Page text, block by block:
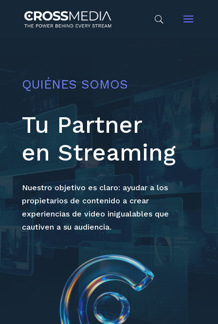
QUIÉNES SOMOS
Tu Partner
en Streaming
Nuestro objetivo es claro: ayudar a los
propietarios de contenido a crear
experiencias de video inigualables que
cautiven a su audiencia.